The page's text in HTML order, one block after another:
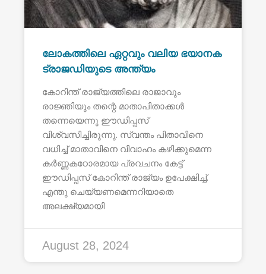
ലോകത്തിലെ ഏറ്റവും വലിയ ഭയാനക
ട്രാജഡിയുടെ അന്ത്യം
കോറിന്ത് രാജ്യത്തിലെ രാജാവും
രാജ്ഞിയും തന്റെ മാതാപിതാക്കൾ
തന്നെയെന്നു ഈഡിപ്പസ്
വിശ്വസിച്ചിരുന്നു. സ്വന്തം പിതാവിനെ
വധിച്ച് മാതാവിനെ വിവാഹം കഴിക്കുമെന്ന
കർണ്ണകഠോരമായ പ്രവചനം കേട്ട്
ഈഡിപ്പസ് കോറിന്ത് രാജ്യം ഉപേക്ഷിച്ച്.
എന്തു ചെയ്യണമെന്നറിയാതെ
അലക്ഷ്യമായി
August 28, 2024